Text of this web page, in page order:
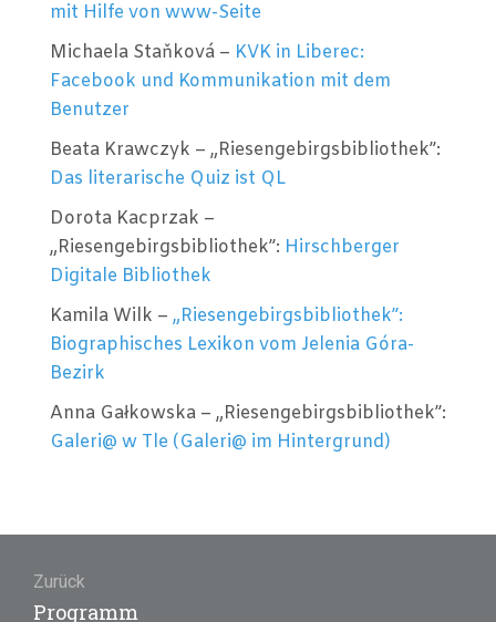
mit Hilfe von www-Seite
Michaela Staňková – KVK in Liberec:
Facebook und Kommunikation mit dem
Benutzer
Beata Krawczyk – „Riesengebirgsbibliothek”:
Das literarische Quiz ist QL
Dorota Kacprzak –
„Riesengebirgsbibliothek”: Hirschberger
Digitale Bibliothek
Kamila Wilk – „Riesengebirgsbibliothek”:
Biographisches Lexikon vom Jelenia Góra-
Bezirk
Anna Gałkowska – „Riesengebirgsbibliothek”:
Galeri@ w Tle (Galeri@ im Hintergrund)
Beitragsnavigation
Zurück
Vorheriger
Programm